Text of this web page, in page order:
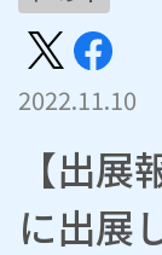
2022.11.10
【出
に出展